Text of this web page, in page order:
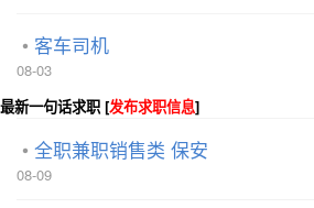
客车司机
08-03
最新一句话求职 [发布求职信息]
全职兼职销售类 保安
08-09